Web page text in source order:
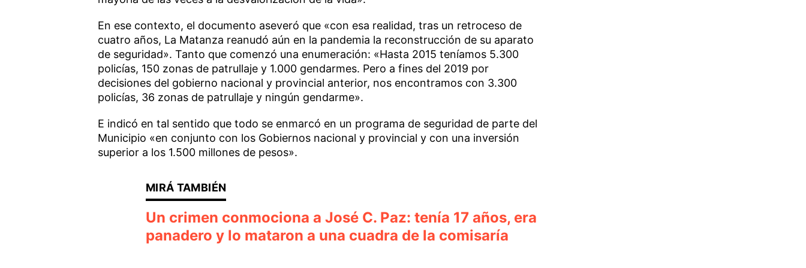
En ese contexto, el documento aseveró que «con esa realidad, tras un retroceso de
cuatro años, La Matanza reanudó aún en la pandemia la reconstrucción de su aparato
de seguridad». Tanto que comenzó una enumeración: «Hasta 2015 teníamos 5.300
policías, 150 zonas de patrullaje y 1.000 gendarmes. Pero a fines del 2019 por
decisiones del gobierno nacional y provincial anterior, nos encontramos con 3.300
policías, 36 zonas de patrullaje y ningún gendarme».
E indicó en tal sentido que todo se enmarcó en un programa de seguridad de parte del
Municipio «en conjunto con los Gobiernos nacional y provincial y con una inversión
superior a los 1.500 millones de pesos».
Un crimen conmociona a José C. Paz: tenía 17 años, era
panadero y lo mataron a una cuadra de la comisaría